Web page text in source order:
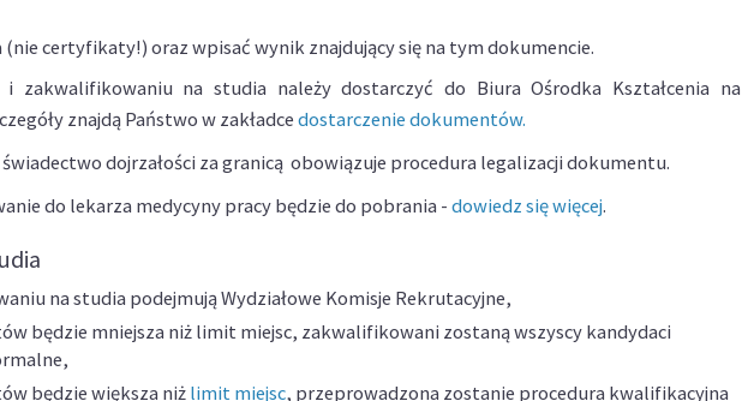
certyfikaty!) oraz wpisać wynik znajdujący się na tym dokumencie.
zakwalifikowaniu na studia należy dostarczyć do Biura Ośrodka Kształcenia na
znajdą Państwo w zakładcedostarczenie dokumentów.
dojrzałości za granicą obowiązuje procedura legalizacji dokumentu.
do lekarza medycyny pracy będzie do pobrania -dowiedz się więcej.
na studia podejmują Wydziałowe Komisje Rekrutacyjne,
będzie mniejsza niż limit miejsc, zakwalifikowani zostaną wszyscy kandydaci
będzie większa niżlimit miejsc, przeprowadzona zostanie procedura kwalifikacyjna